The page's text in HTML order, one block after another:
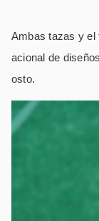
Ambas tazas y el
acional de
osto.